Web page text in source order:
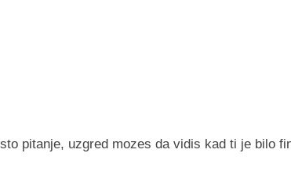
pitanje, uzgred mozes da vidis kad ti je bilo